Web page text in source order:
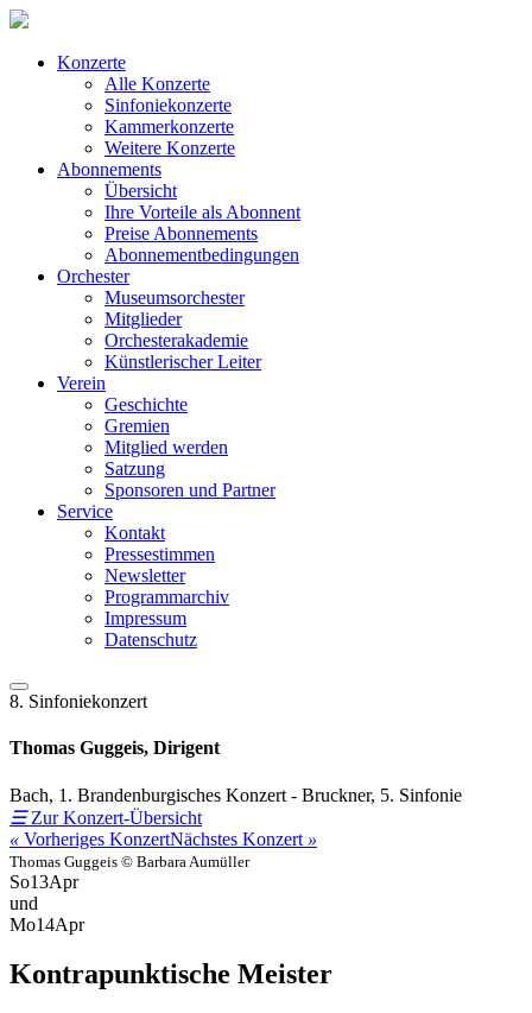
Konzerte
Alle Konzerte
Sinfoniekonzerte
Kammerkonzerte
Weitere Konzerte
Abonnements
Übersicht
Ihre Vorteile als Abonnent
Preise Abonnements
Abonnementbedingungen
Orchester
Museumsorchester
Mitglieder
Orchesterakademie
Künstlerischer Leiter
Verein
Geschichte
Gremien
Mitglied werden
Satzung
Sponsoren und Partner
Service
Kontakt
Pressestimmen
Newsletter
Programmarchiv
Impressum
Datenschutz
8. Sinfoniekonzert
Thomas Guggeis, Dirigent
Bach, 1. Brandenburgisches Konzert - Bruckner, 5. Sinfonie
☰Zur Konzert-Übersicht
« Vorheriges KonzertNächstes Konzert »
Thomas Guggeis © Barbara Aumüller
So13Apr
und
Mo14Apr
Kontrapunktische Meister